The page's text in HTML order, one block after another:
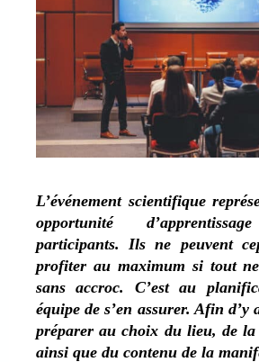
L’événement scientifique
opportunité
participants. Ils ne peuvent
profiter au maximum si tout
sans accroc. C’est au
équipe de s’en assurer. Afin
préparer au choix du lieu, de
ainsi que du contenu de la